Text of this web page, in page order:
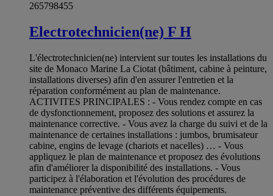
265798455
Electrotechnicien(ne) F H
L'électrotechnicien(ne) intervient sur toutes les installations du
site de Monaco Marine La Ciotat (bâtiment, cabine à peinture,
installations diverses) afin d'en assurer l'entretien et la
réparation conformément au plan de maintenance.
ACTIVITES PRINCIPALES : - Vous rendez compte en cas
de dysfonctionnement, proposez des solutions et assurez la
maintenance corrective. - Vous avez la charge du suivi et de la
maintenance de certaines installations : jumbos, brumisateur
cabine, engins de levage (chariots et nacelles) … - Vous
appliquez le plan de maintenance et proposez des évolutions
afin d'améliorer la disponibilité des installations. - Vous
participez à l'élaboration et l'évolution des procédures de
maintenance préventive des différents équipements.